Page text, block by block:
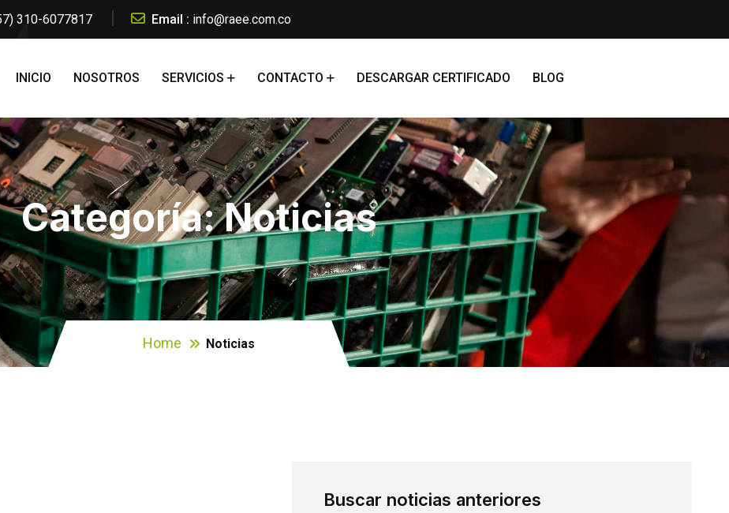
310-6077817 Email : info@raee.com.co
INICIO NOSOTROS SERVICIOS CONTACTO DESCARGAR CERTIFICADO BLOG
Categoría:Noticias
Home Noticias
Buscar noticias anteriores